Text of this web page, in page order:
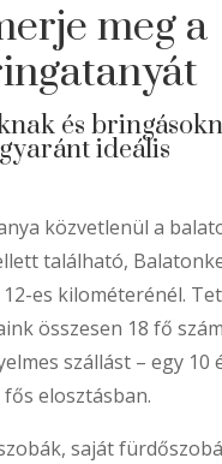
meg a
és
ideális
közvetlenül a
található,
es kilométerénél.
összesen 18 fő
szállást – egy 10
fős elosztásban.
saját